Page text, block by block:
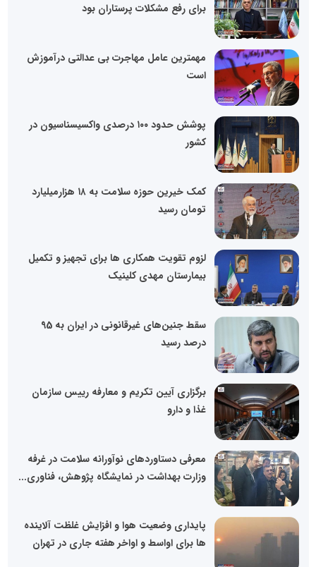
برای رفع مشکلات پرستاران بود
مهمترین عامل مهاجرت بی عدالتی درآموزش
است
پوشش حدود ۱۰۰ درصدی واکسیسناسیون در
کشور
کمک خیرین حوزه سلامت به ۱۸ هزارمیلیارد
تومان رسید
لزوم تقویت همکاری ها برای تجهیز و تکمیل
بیمارستان مهدی کلینیک
سقط جنین‌های غیرقانونی در ایران به 95
درصد رسید
برگزاری آیین تکریم و معارفه رییس سازمان
غذا و دارو
معرفی دستاوردهای نوآورانه سلامت در غرفه
وزارت بهداشت در نمایشگاه پژوهش، فناوری...
پایداری وضعیت هوا و افزایش غلظت آلاینده
ها برای اواسط و اواخر هفته جاری در تهران